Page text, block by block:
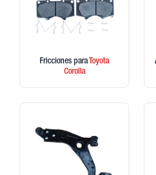
Fricciones para Toyota
Corolla